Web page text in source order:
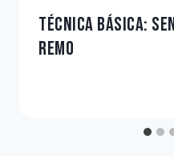
TÉCNICA BÁSICA:
REMO